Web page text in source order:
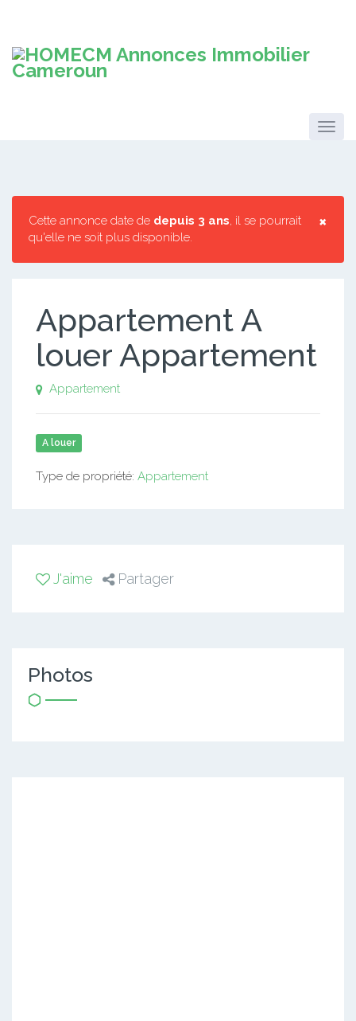
×
Cette annonce date de depuis 3 ans, il se pourrait
qu'elle ne soit plus disponible.
Appartement A
louer Appartement
Appartement
A louer
Type de propriété: Appartement
J'aime Partager
Photos